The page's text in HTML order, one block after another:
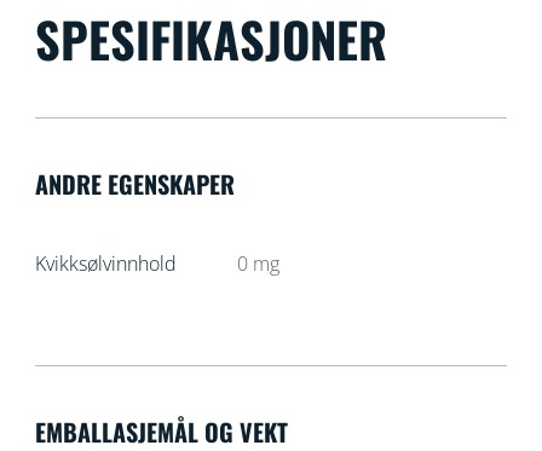
SPESIFIKASJONER
ANDRE EGENSKAPER
Kvikksølvinnhold 0 mg
EMBALLASJEMÅL OG VEKT